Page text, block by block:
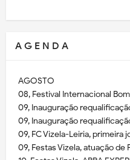
A G E N D A
AGOSTO
08, Festival Internacional
09, Inauguração
09, Inauguração
09, FC Vizela-Leiria, primeira
09, Festas Vizela, atuação de